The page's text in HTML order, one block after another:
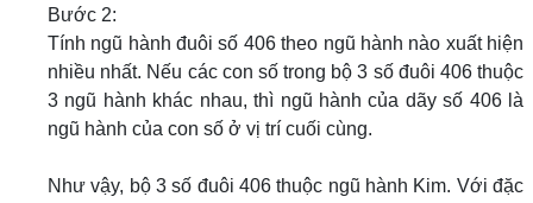
Bước 2:
Tính ngũ hành đuôi số 406 theo ngũ hành nào xuất hiện
nhiều nhất. Nếu các con số trong bộ 3 số đuôi 406 thuộc
3 ngũ hành khác nhau, thì ngũ hành của dãy số 406 là
ngũ hành của con số ở vị trí cuối cùng.
Như vậy, bộ 3 số đuôi 406 thuộc ngũ hành Kim. Với đặc